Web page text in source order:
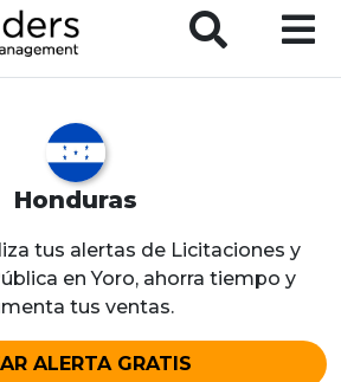
Honduras
tus alertas de Licitaciones y
en Yoro, ahorra tiempo y
tus ventas.
ALERTA GRATIS